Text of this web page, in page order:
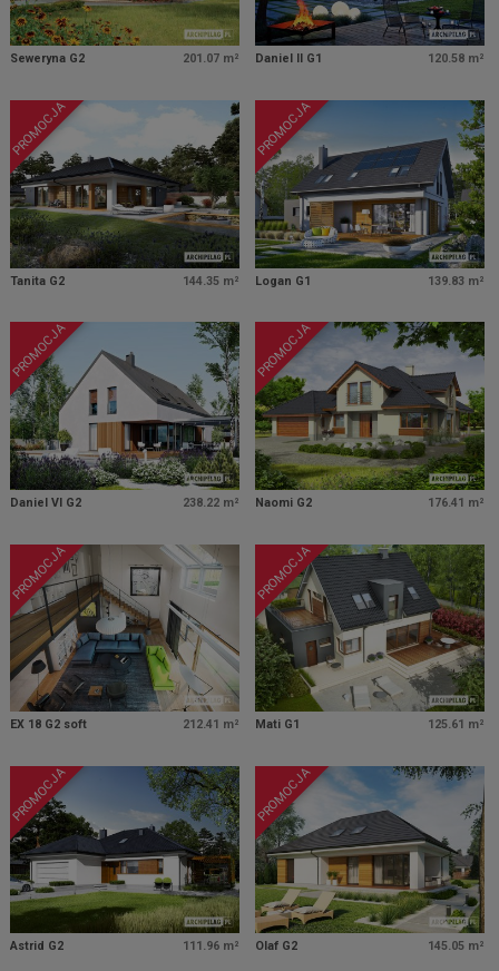
Seweryna G2 201.07 m² Daniel II G1 120.58 m²
PROMOCJA
Tanita G2 144.35 m²
PROMOCJA
Logan G1 139.83 m²
PROMOCJA
Daniel VI G2 238.22 m²
PROMOCJA
Naomi G2 176.41 m²
PROMOCJA
EX 18 G2 soft 212.41 m²
PROMOCJA
Mati G1 125.61 m²
PROMOCJA
Astrid G2 111.96 m²
PROMOCJA
Olaf G2 145.05 m²